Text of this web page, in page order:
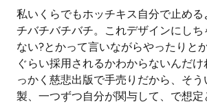
私いくらでもホッチキス自分で止め
チバチバチバチ。これデザインにしち
ない?とかって言いながらやったりと
ぐらい採用されるかわからないんだ
っかく慈悲出版で手売りだから、そ
製、一つずつ自分が関与して、で想